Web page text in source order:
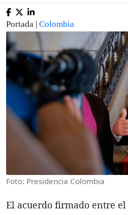
Portada | Colombia
Foto: Presidencia Colombia
El acuerdo firmado entre el